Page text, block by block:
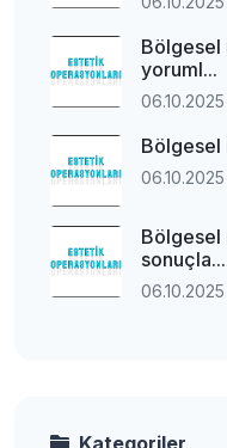
Bölgesel
yoruml...
06.10.2025
Bölgesel
06.10.2025
Bölgesel
sonuçla...
06.10.2025
Kategoriler